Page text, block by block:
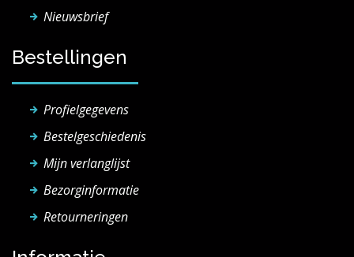
Nieuwsbrief
Bestellingen
Profielgegevens
Bestelgeschiedenis
Mijn verlanglijst
Bezorginformatie
Retourneringen